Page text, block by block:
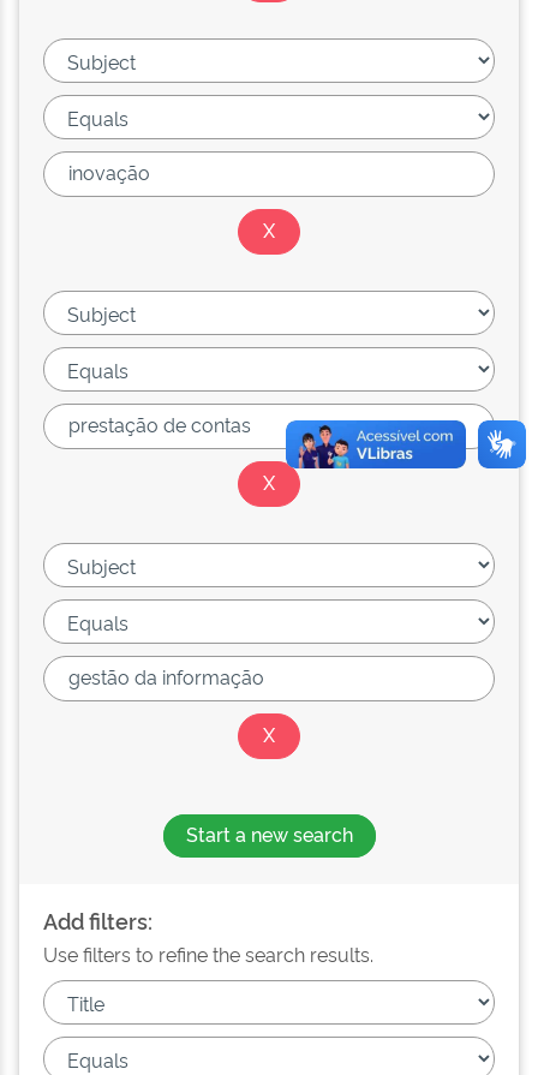
Start a new search
Add filters:
Use filters to refine the search results.